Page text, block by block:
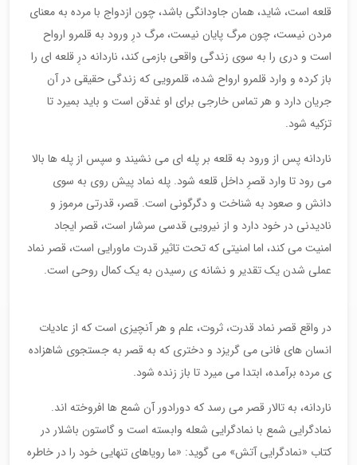
قلعه است، شاید، همان جاودانگی باشد، چون ازدواج با مرده به معنای
مردن نیست، چون مرگ پایان نیست، مرگ درِ ورود به قلمرو ارواح
است و دری را به سوی زندگی واقعی بازمی کند، ناردانه درِ قلعه ای را
باز کرده و وارد قلمرو ارواح شده، قلمرویی که زندگی حقیقی در آن
جریان دارد و هر تماس خارجی برای او غدقن است و باید بمیرد تا
تزکیه شود.
ناردانه پس از ورود به قلعه بر پله ای می نشیند و سپس از پله ها بالا
می رود تا وارد قصرِ داخل قلعه شود. پله نماد پیش روی به سوی
دانش و صعود به شناخت و دگرگونی است. قصر، قدرتی مرموز و
نادیدنی در خود دارد و از نیرویی قدسی سرشار است، قصر ایجاد
امنیت می کند، اما امنیتی که تحت تاثیر قدرت ماورایی است، قصر نماد
عملی شدن یک تقدیر و نشانه ی رسیدن به یک کمال روحی است.
در واقع قصر نماد قدرت، ثروت، علم و هر آنچیزی است که از عادیات
انسان های فانی می گریزد و دختری که به قصر به جستجوی شاهزاده
ی مرده برآمده، ابتدا می میرد تا باز زنده شود.
ناردانه، به تالار قصر می رسد که دورادور آن شمع ها افروخته اند.
نمادگرایی شمع با نمادگرایی شعله وابسته است و گاستون باشلار در
کتاب «نمادگرایی آتش» می گوید: «ما رویاهای تنهایی خود را در خاطره